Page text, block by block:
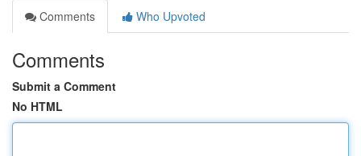
Comments
Who Upvoted
Comments
Submit a Comment
No HTML